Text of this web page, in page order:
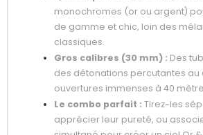
monochromes (or ou argent)
de gamme et chic, loin des
classiques.
Gros calibres (30 mm) : Des
des détonations percutantes au
ouvertures immenses à 40
Le combo parfait : Tirez-les
apprécier leur pureté, ou